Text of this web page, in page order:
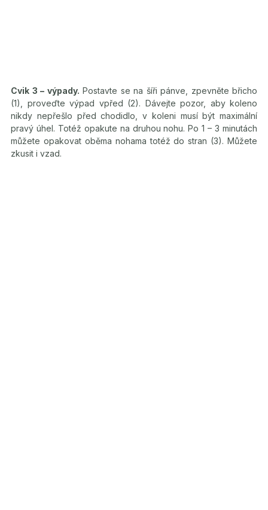
Cvik 3 – výpady. Postavte se na šíři pánve, zpevněte břicho
(1), proveďte výpad vpřed (2). Dávejte pozor, aby koleno
nikdy nepřešlo před chodidlo, v koleni musí být maximální
pravý úhel. Totéž opakute na druhou nohu. Po 1 – 3 minutách
můžete opakovat oběma nohama totéž do stran (3). Můžete
zkusit i vzad.